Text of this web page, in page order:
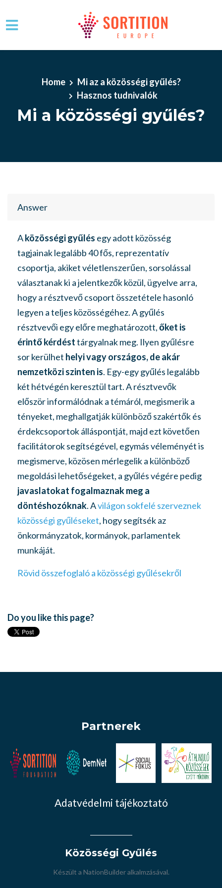
Skip to main content
Home
Mi az a közösségi gyűlés?
Hasznos tudnivalók
Mi a közösségi gyűlés?
Answer
Aközösségi gyűlés egy adott közösség
tagjainak legalább 40 fős, reprezentatív
csoportja, akiket véletlenszerűen, sorsolással
választanak ki a jelentkezők közül, ügyelve arra,
hogy a résztvevő csoport összetétele hasonló
legyen a teljes közösségéhez. A gyűlés
résztvevői egy előre meghatározott,őket is
érintő kérdésttárgyalnak meg. Ilyen gyűlésre
sor kerülhet helyi vagy országos, de akár
nemzetközi szinten is. Egy-egy gyűlés legalább
két hétvégén keresztül tart. A résztvevők
először informálódnak a témáról, megismerik a
tényeket, meghallgatják különböző szakértők és
érdekcsoportok álláspontját, majd ezt követően
facilitátorok segítségével, egymás véleményét is
megismerve, közösen mérlegelik a különböző
megoldási lehetőségeket, a gyűlés végére pedig
javaslatokat fogalmaznak meg a
döntéshozóknak.Avilágon sokfelé szerveznek
közösségi gyűléseket, hogy segítsék az
önkormányzatok, kormányok, parlamentek
munkáját.
Rövid összefoglaló a közösségi gyűlésekről
Do you like this page?
Partnerek
Adatvédelmi tájékoztató
Közösségi Gyűlés
Készült a NationBuilderalkalmzásával.